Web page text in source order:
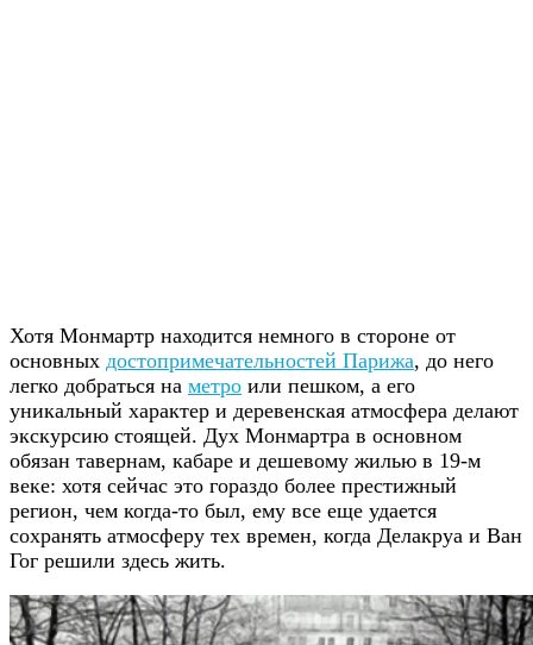
Хотя Монмартр находится немного в стороне от
основных достопримечательностей Парижа, до него
легко добраться на метро или пешком, а его
уникальный характер и деревенская атмосфера делают
экскурсию стоящей. Дух Монмартра в основном
обязан тавернам, кабаре и дешевому жилью в 19-м
веке: хотя сейчас это гораздо более престижный
регион, чем когда-то был, ему все еще удается
сохранять атмосферу тех времен, когда Делакруа и Ван
Гог решили здесь жить.